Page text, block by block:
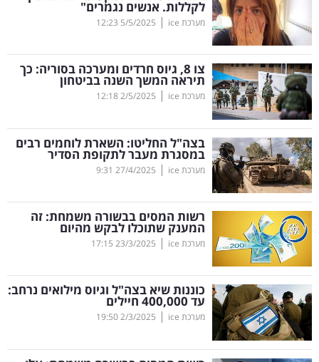
רכילות
עסקית
קריפטו
ויראלי
טלוויזיה
עסקי
ספורט
קריירה
ולימודים
מינויים
רייטינג
רכב
לקללות. אנשים נגמרים"
מערכת ice |
5/5/2025
12:23
צו 8, גיוס חרדים ומערכה בסוריה: כך
תיראה המשך השנה בביטחון
מערכת ice |
2/5/2025
12:18
בצה"ל החליטו: השארת לוחמים רבים
במסגרת מעבר לתקופת הסדיר
מערכת ice |
27/4/2025
9:31
רשות המסים בבשורה משמחת: זה
המענק שתוכלו לבקש מהיום
מערכת ice |
23/3/2025
17:15
כוננות שיא בצה"ל וגיוס מילואים נרחב:
עד 400,000 חיילים
מערכת ice |
2/3/2025
19:50